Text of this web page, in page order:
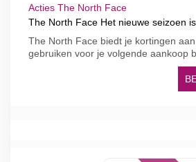
Acties The North Face
The North Face Het nieuwe seizoen
The North Face biedt je kortingen
gebruiken voor je volgende aankoop